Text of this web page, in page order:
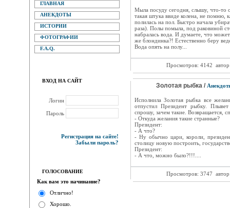
ГЛАВНАЯ
АНЕКДОТЫ
ИСТОРИИ
ФОТОГРАФИИ
F.A.Q.
ВХОД НА САЙТ
Логин
Пароль
Регистрация на сайте!
Забыли пароль?
ГОЛОСОВАНИЕ
Как вам это начинание?
Отлично!
Хорошо.
Мыла посуду сегодня, слышу, что-то
такая штука ввиде колена, не помню,
полилась на пол. Быстро начала
раза). Полы помыла, под раковиной
набралась вода. И думаете, что
же блондинка?! Естественно беру
Вода опять на полу...
Просмотров: 4142
Золотая рыбка /
Исполнила Золотая рыбка все
отпустил Президент рыбку.
спрошу, зачем такие. Возвращается,
- Откуда желания такие странные?
Президент:
- А что?
- Ну обычно цари, короли,
столицу новую построить,
Президент:
- А что, можно было?!!!....
Просмотров: 3747